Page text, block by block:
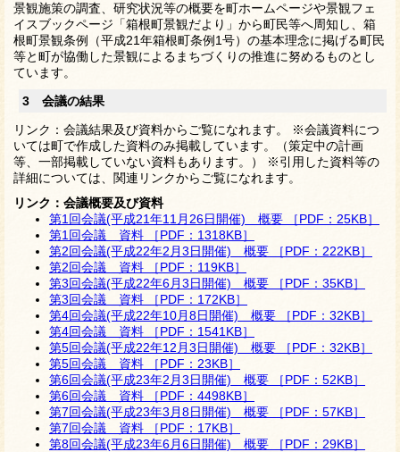
景観施策の調査、研究状況等の概要を町ホームページや景観フェ
イスブックページ「箱根町景観だより」から町民等へ周知し、箱
根町景観条例（平成21年箱根町条例1号）の基本理念に掲げる町民
等と町が協働した景観によるまちづくりの推進に努めるものとし
ています。
3 会議の結果
リンク：会議結果及び資料からご覧になれます。 ※会議資料につ
いては町で作成した資料のみ掲載しています。（策定中の計画
等、一部掲載していない資料もあります。） ※引用した資料等の
詳細については、関連リンクからご覧になれます。
リンク：会議概要及び資料
第1回会議(平成21年11月26日開催) 概要 ［PDF：25KB］
第1回会議 資料 ［PDF：1318KB］
第2回会議(平成22年2月3日開催) 概要 ［PDF：222KB］
第2回会議 資料 ［PDF：119KB］
第3回会議(平成22年6月3日開催) 概要 ［PDF：35KB］
第3回会議 資料 ［PDF：172KB］
第4回会議(平成22年10月8日開催) 概要 ［PDF：32KB］
第4回会議 資料 ［PDF：1541KB］
第5回会議(平成22年12月3日開催) 概要 ［PDF：32KB］
第5回会議 資料 ［PDF：23KB］
第6回会議(平成23年2月3日開催) 概要 ［PDF：52KB］
第6回会議 資料 ［PDF：4498KB］
第7回会議(平成23年3月8日開催) 概要 ［PDF：57KB］
第7回会議 資料 ［PDF：17KB］
第8回会議(平成23年6月6日開催) 概要 ［PDF：29KB］